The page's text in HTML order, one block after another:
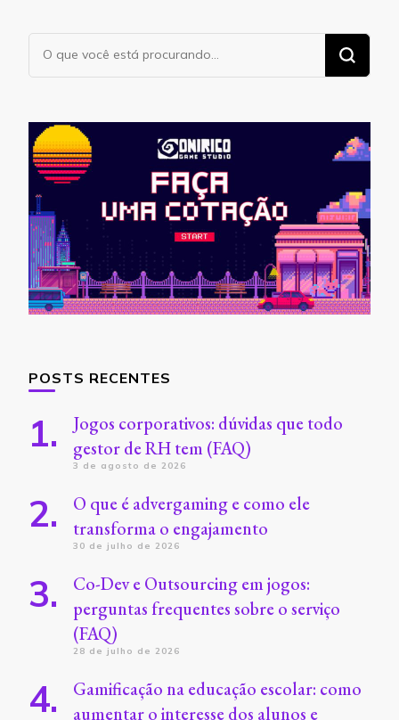
Procurando
algo?
POSTS RECENTES
Jogos corporativos: dúvidas que todo
gestor de RH tem (FAQ)
3 de agosto de 2026
O que é advergaming e como ele
transforma o engajamento
30 de julho de 2026
Co-Dev e Outsourcing em jogos:
perguntas frequentes sobre o serviço
(FAQ)
28 de julho de 2026
Gamificação na educação escolar: como
aumentar o interesse dos alunos e